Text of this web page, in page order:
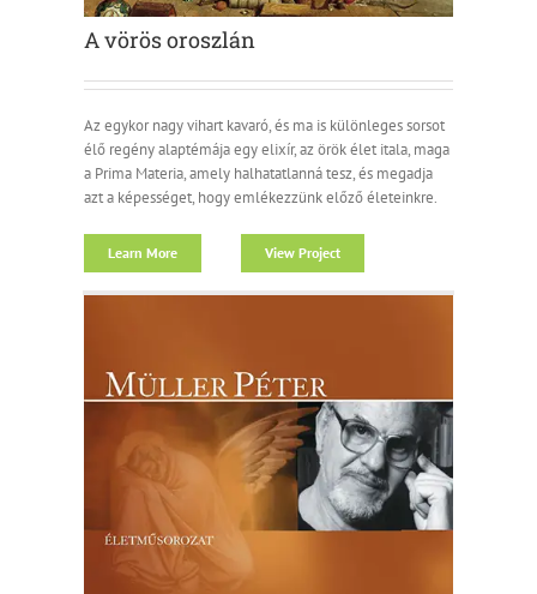
A vörös oroszlán
Az egykor nagy vihart kavaró, és ma is különleges sorsot
élő regény alaptémája egy elixír, az örök élet itala, maga
a Prima Materia, amely halhatatlanná tesz, és megadja
azt a képességet, hogy emlékezzünk előző életeinkre.
Learn More View Project